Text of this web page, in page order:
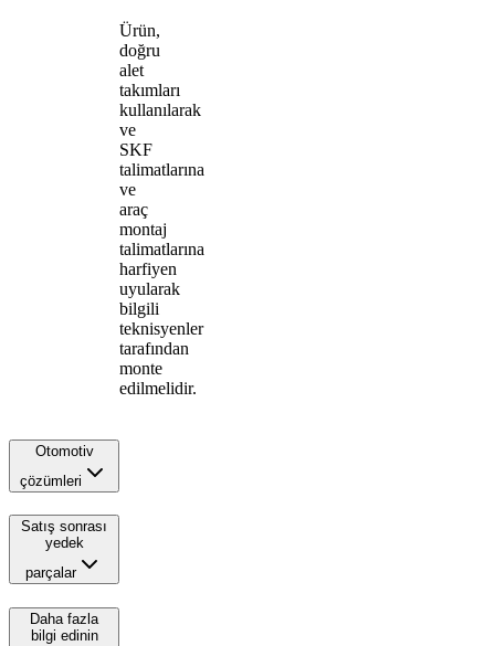
Ürün,
doğru
alet
takımları
kullanılarak
ve
SKF
talimatlarına
ve
araç
montaj
talimatlarına
harfiyen
uyularak
bilgili
teknisyenler
tarafından
monte
edilmelidir.
Otomotiv
çözümleri
Satış sonrası
yedek
parçalar
Daha fazla
bilgi edinin